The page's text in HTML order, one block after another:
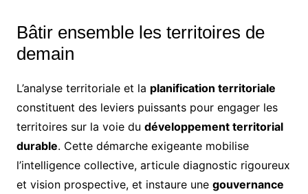
Bâtir ensemble les territoires de
demain
L’analyse territoriale et la planification territoriale
constituent des leviers puissants pour engager les
territoires sur la voie du développement territorial
durable. Cette démarche exigeante mobilise
l’intelligence collective, articule diagnostic rigoureux
et vision prospective, et instaure une gouvernance